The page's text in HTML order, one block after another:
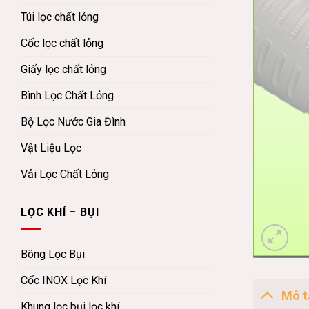
Túi lọc chất lỏng
Cốc lọc chất lỏng
Giấy lọc chất lỏng
Bình Lọc Chất Lỏng
Bộ Lọc Nước Gia Đình
Vật Liệu Lọc
Vải Lọc Chất Lỏng
LỌC KHÍ – BỤI
Bông Lọc Bụi
Cốc INOX Lọc Khí
Mô